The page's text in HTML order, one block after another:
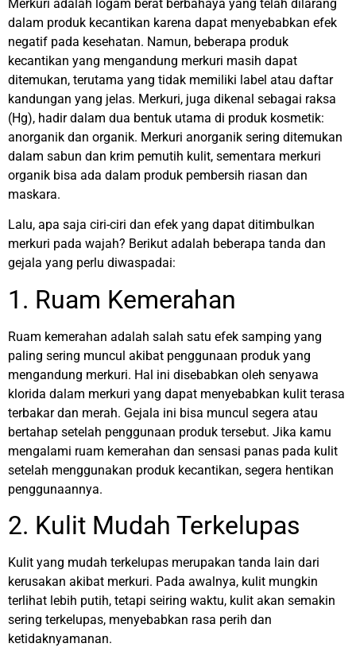
Merkuri adalah logam berat berbahaya yang telah dilarang
dalam produk kecantikan karena dapat menyebabkan efek
negatif pada kesehatan. Namun, beberapa produk
kecantikan yang mengandung merkuri masih dapat
ditemukan, terutama yang tidak memiliki label atau daftar
kandungan yang jelas. Merkuri, juga dikenal sebagai raksa
(Hg), hadir dalam dua bentuk utama di produk kosmetik:
anorganik dan organik. Merkuri anorganik sering ditemukan
dalam sabun dan krim pemutih kulit, sementara merkuri
organik bisa ada dalam produk pembersih riasan dan
maskara.
Lalu, apa saja ciri-ciri dan efek yang dapat ditimbulkan
merkuri pada wajah? Berikut adalah beberapa tanda dan
gejala yang perlu diwaspadai:
1. Ruam Kemerahan
Ruam kemerahan adalah salah satu efek samping yang
paling sering muncul akibat penggunaan produk yang
mengandung merkuri. Hal ini disebabkan oleh senyawa
klorida dalam merkuri yang dapat menyebabkan kulit terasa
terbakar dan merah. Gejala ini bisa muncul segera atau
bertahap setelah penggunaan produk tersebut. Jika kamu
mengalami ruam kemerahan dan sensasi panas pada kulit
setelah menggunakan produk kecantikan, segera hentikan
penggunaannya.
2. Kulit Mudah Terkelupas
Kulit yang mudah terkelupas merupakan tanda lain dari
kerusakan akibat merkuri. Pada awalnya, kulit mungkin
terlihat lebih putih, tetapi seiring waktu, kulit akan semakin
sering terkelupas, menyebabkan rasa perih dan
ketidaknyamanan.